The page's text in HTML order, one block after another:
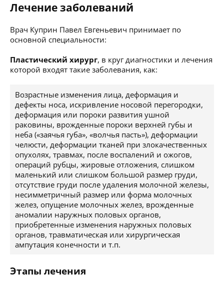
Лечение заболеваний
Врач Куприн Павел Евгеньевич принимает по
основной специальности:
Пластический хирург, в круг диагностики и лечения
которой входят такие заболевания, как:
Возрастные изменения лица, деформация и
дефекты носа, искривление носовой перегородки,
деформация или пороки развития ушной
раковины, врожденные пороки верхней губы и
неба («заячья губа», «волчья пасть»), деформации
челюсти, деформации тканей при злокачественных
опухолях, травмах, после воспалений и ожогов,
операций рубцы, жировые отложения, слишком
маленький или слишком большой размер груди,
отсутствие груди после удаления молочной железы,
несимметричный размер или форма молочных
желез, опущение молочных желез, врожденные
аномалии наружных половых органов,
приобретенные изменения наружных половых
органов, травматическая или хирургическая
ампутация конечности и т.п.
Этапы лечения